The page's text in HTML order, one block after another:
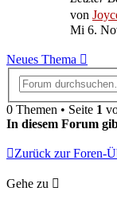
von
Mi 6.
Neues Thema
0 Themen • Seite 1
In diesem Forum
Zurück zur Foren-
Gehe zu